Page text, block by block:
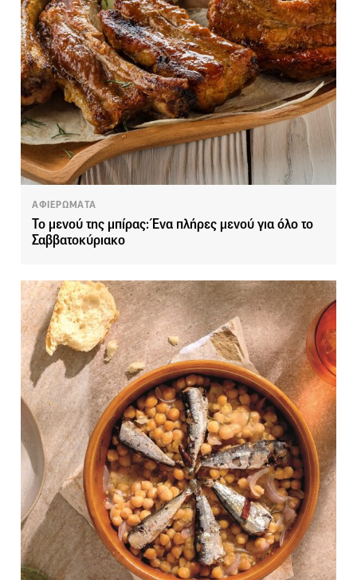
ΑΦΙΕΡΩΜΑΤΑ
Το μενού της μπίρας: Ένα πλήρες μενού για όλο το
Σαββατοκύριακο